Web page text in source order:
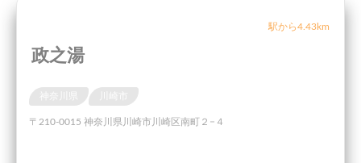
駅から4.43km
政之湯
〒210-0015 神奈川県川崎市川崎区南町２−４